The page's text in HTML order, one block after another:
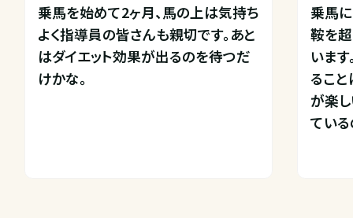
乗馬を始めて2ヶ月、馬の上は気持ち
よく指導員の皆さんも親切です。あと
はダイエット効果が出るのを待つだ
けかな。
乗馬
鞍を
いま
ること
が楽
ている